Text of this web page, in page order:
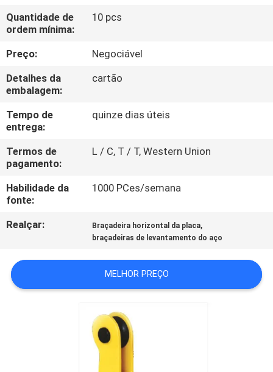
CONTROLE
DA
QUALIDADE
CONTACTE-
NOS
NOTÍCIA
PEÇA
CITAÇÕES
MAPA
DO
Quantidade de
ordem mínima:
10 pcs
Preço:
Negociável
Detalhes da
embalagem:
cartão
Tempo de
entrega:
quinze dias úteis
Termos de
pagamento:
L / C, T / T, Western Union
Habilidade da
fonte:
1000 PCes/semana
Realçar: Braçadeira horizontal da placa,
braçadeiras de levantamento do aço
MELHOR PREÇO